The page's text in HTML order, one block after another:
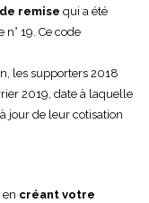
remise qui a été
19. Ce code
les supporters 2018
2019, date à laquelle
jour de leur cotisation
en créant votre